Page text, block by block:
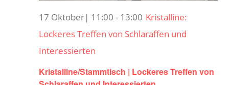
Kristalline/Stammtisch | Lockeres Treffen von
17 Oktober| 11:00 - 13:00 Kristalline:
Lockeres Treffen von Schlaraffen und
Interessierten